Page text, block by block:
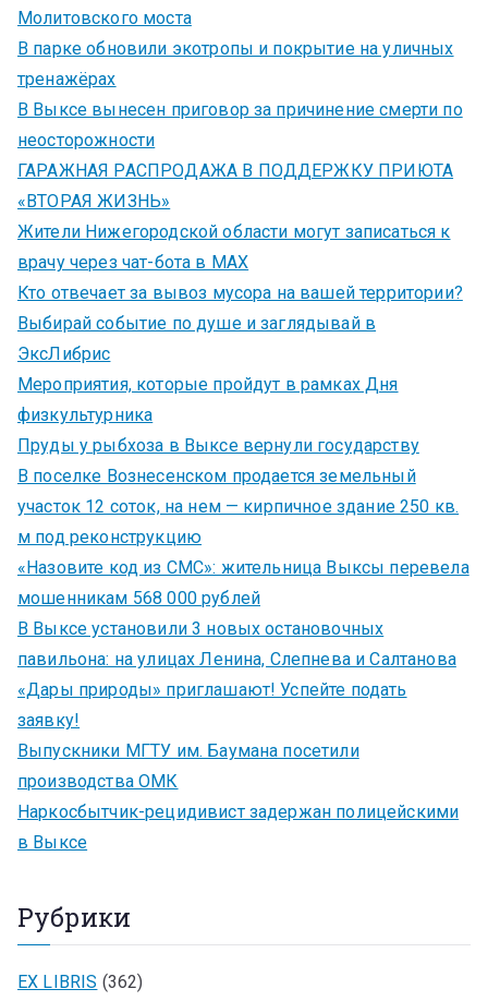
Молитовского моста
В парке обновили экотропы и покрытие на уличных
тренажёрах
В Выксе вынесен приговор за причинение смерти по
неосторожности
ГАРАЖНАЯ РАСПРОДАЖА В ПОДДЕРЖКУ ПРИЮТА
«ВТОРАЯ ЖИЗНЬ»
Жители Нижегородской области могут записаться к
врачу через чат-бота в MAX
Кто отвечает за вывоз мусора на вашей территории?
Выбирай событие по душе и заглядывай в
ЭксЛибрис
Мероприятия, которые пройдут в рамках Дня
физкультурника
Пруды у рыбхоза в Выксе вернули государству
В поселке Вознесенском продается земельный
участок 12 соток, на нем — кирпичное здание 250 кв.
м под реконструкцию
«Назовите код из СМС»: жительница Выксы перевела
мошенникам 568 000 рублей
В Выксе установили 3 новых остановочных
павильона: на улицах Ленина, Слепнева и Салтанова
«Дары природы» приглашают! Успейте подать
заявку!
Выпускники МГТУ им. Баумана посетили
производства ОМК
Наркосбытчик-рецидивист задержан полицейскими
в Выксе
Рубрики
EX LIBRIS (362)